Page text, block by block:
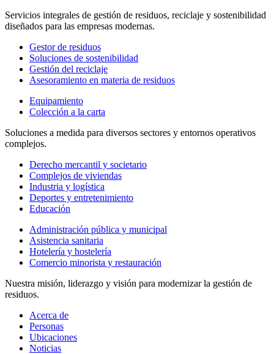
Servicios integrales de gestión de residuos, reciclaje y sostenibilidad
diseñados para las empresas modernas.
Gestor de residuos
Soluciones de sostenibilidad
Gestión del reciclaje
Asesoramiento en materia de residuos
Equipamiento
Colección a la carta
Soluciones a medida para diversos sectores y entornos operativos
complejos.
Derecho mercantil y societario
Complejos de viviendas
Industria y logística
Deportes y entretenimiento
Educación
Administración pública y municipal
Asistencia sanitaria
Hotelería y hostelería
Comercio minorista y restauración
Nuestra misión, liderazgo y visión para modernizar la gestión de
residuos.
Acerca de
Personas
Ubicaciones
Noticias